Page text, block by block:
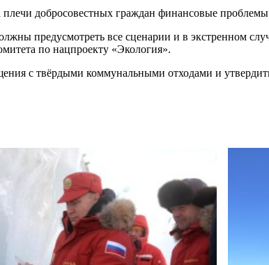
добросовестных граждан финансовые
предусмотреть все сценарии и в экстренном
по нацпроекту «Экология».
с твёрдыми коммунальными отходами и